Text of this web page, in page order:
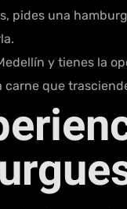
pides una
y tienes la
carne que